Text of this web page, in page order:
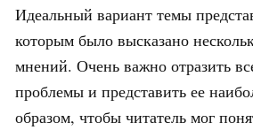
Идеальный вариант темы
которым было высказано
мнений. Очень важно отразить
проблемы и представить ее
образом, чтобы читатель мог